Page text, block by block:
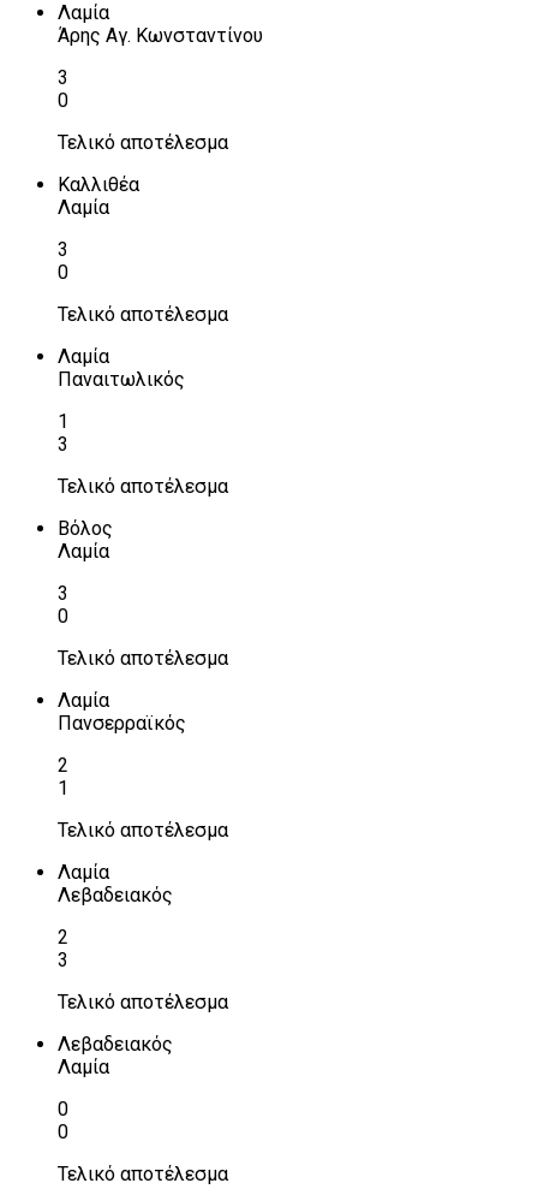
Λαμία
Άρης Αγ. Κωνσταντίνου
3
0
Τελικό αποτέλεσμα
Καλλιθέα
Λαμία
3
0
Τελικό αποτέλεσμα
Λαμία
Παναιτωλικός
1
3
Τελικό αποτέλεσμα
Βόλος
Λαμία
3
0
Τελικό αποτέλεσμα
Λαμία
Πανσερραϊκός
2
1
Τελικό αποτέλεσμα
Λαμία
Λεβαδειακός
2
3
Τελικό αποτέλεσμα
Λεβαδειακός
Λαμία
0
0
Τελικό αποτέλεσμα